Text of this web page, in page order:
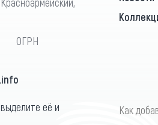
ОГРН
её и
Как